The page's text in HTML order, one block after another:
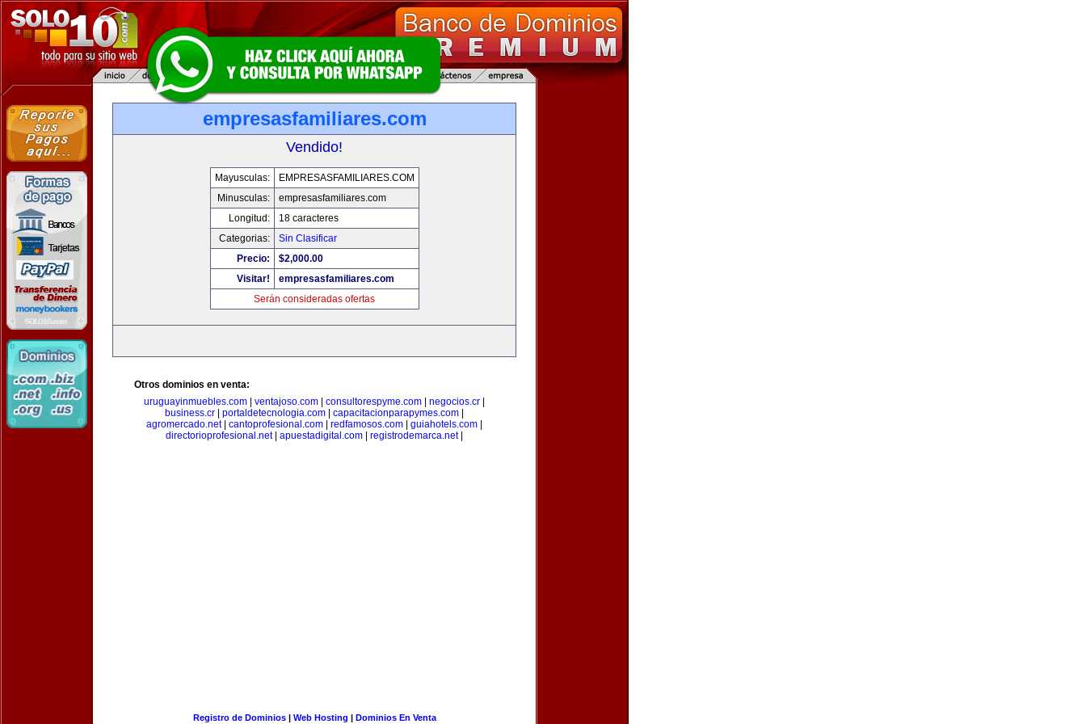
empresasfamiliares.com
Vendido!
Mayusculas:
EMPRESASFAMILIARES.COM
Minusculas:
empresasfamiliares.com
Longitud:
18 caracteres
Categorias:
Sin Clasificar
Precio:
$2,000.00
Visitar!
empresasfamiliares.com
Serán consideradas ofertas
Otros dominios en venta:
uruguayinmuebles.com
ventajoso.com consultorespyme.com negocios.cr
business.cr
portaldetecnologia.com capacitacionparapymes.com
agromercado.net| cantoprofesional.com redfamosos.com guiahotels.com
directorioprofesional.net| apuestadigital.com registrodemarca.net|
Registro de Dominios| Web Hosting | Dominios En Venta